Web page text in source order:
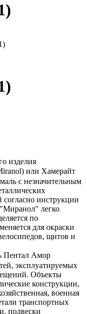
изделия
или Хамерайт
с незначительным
инструкции
легко
по
для окраски
щитов и
Пентал Амор
эксплуатируемых
Объекты
конструкции,
военная
транспортных
подвески